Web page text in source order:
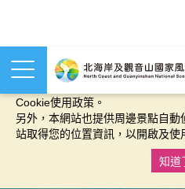
本網站使用cookies等相關技術以
您提供更佳的體驗，當您繼續使用
Cookie使用政策。
另外，本網站也提供周邊景點自
站取得您的位置資訊，以開啟及使
知道